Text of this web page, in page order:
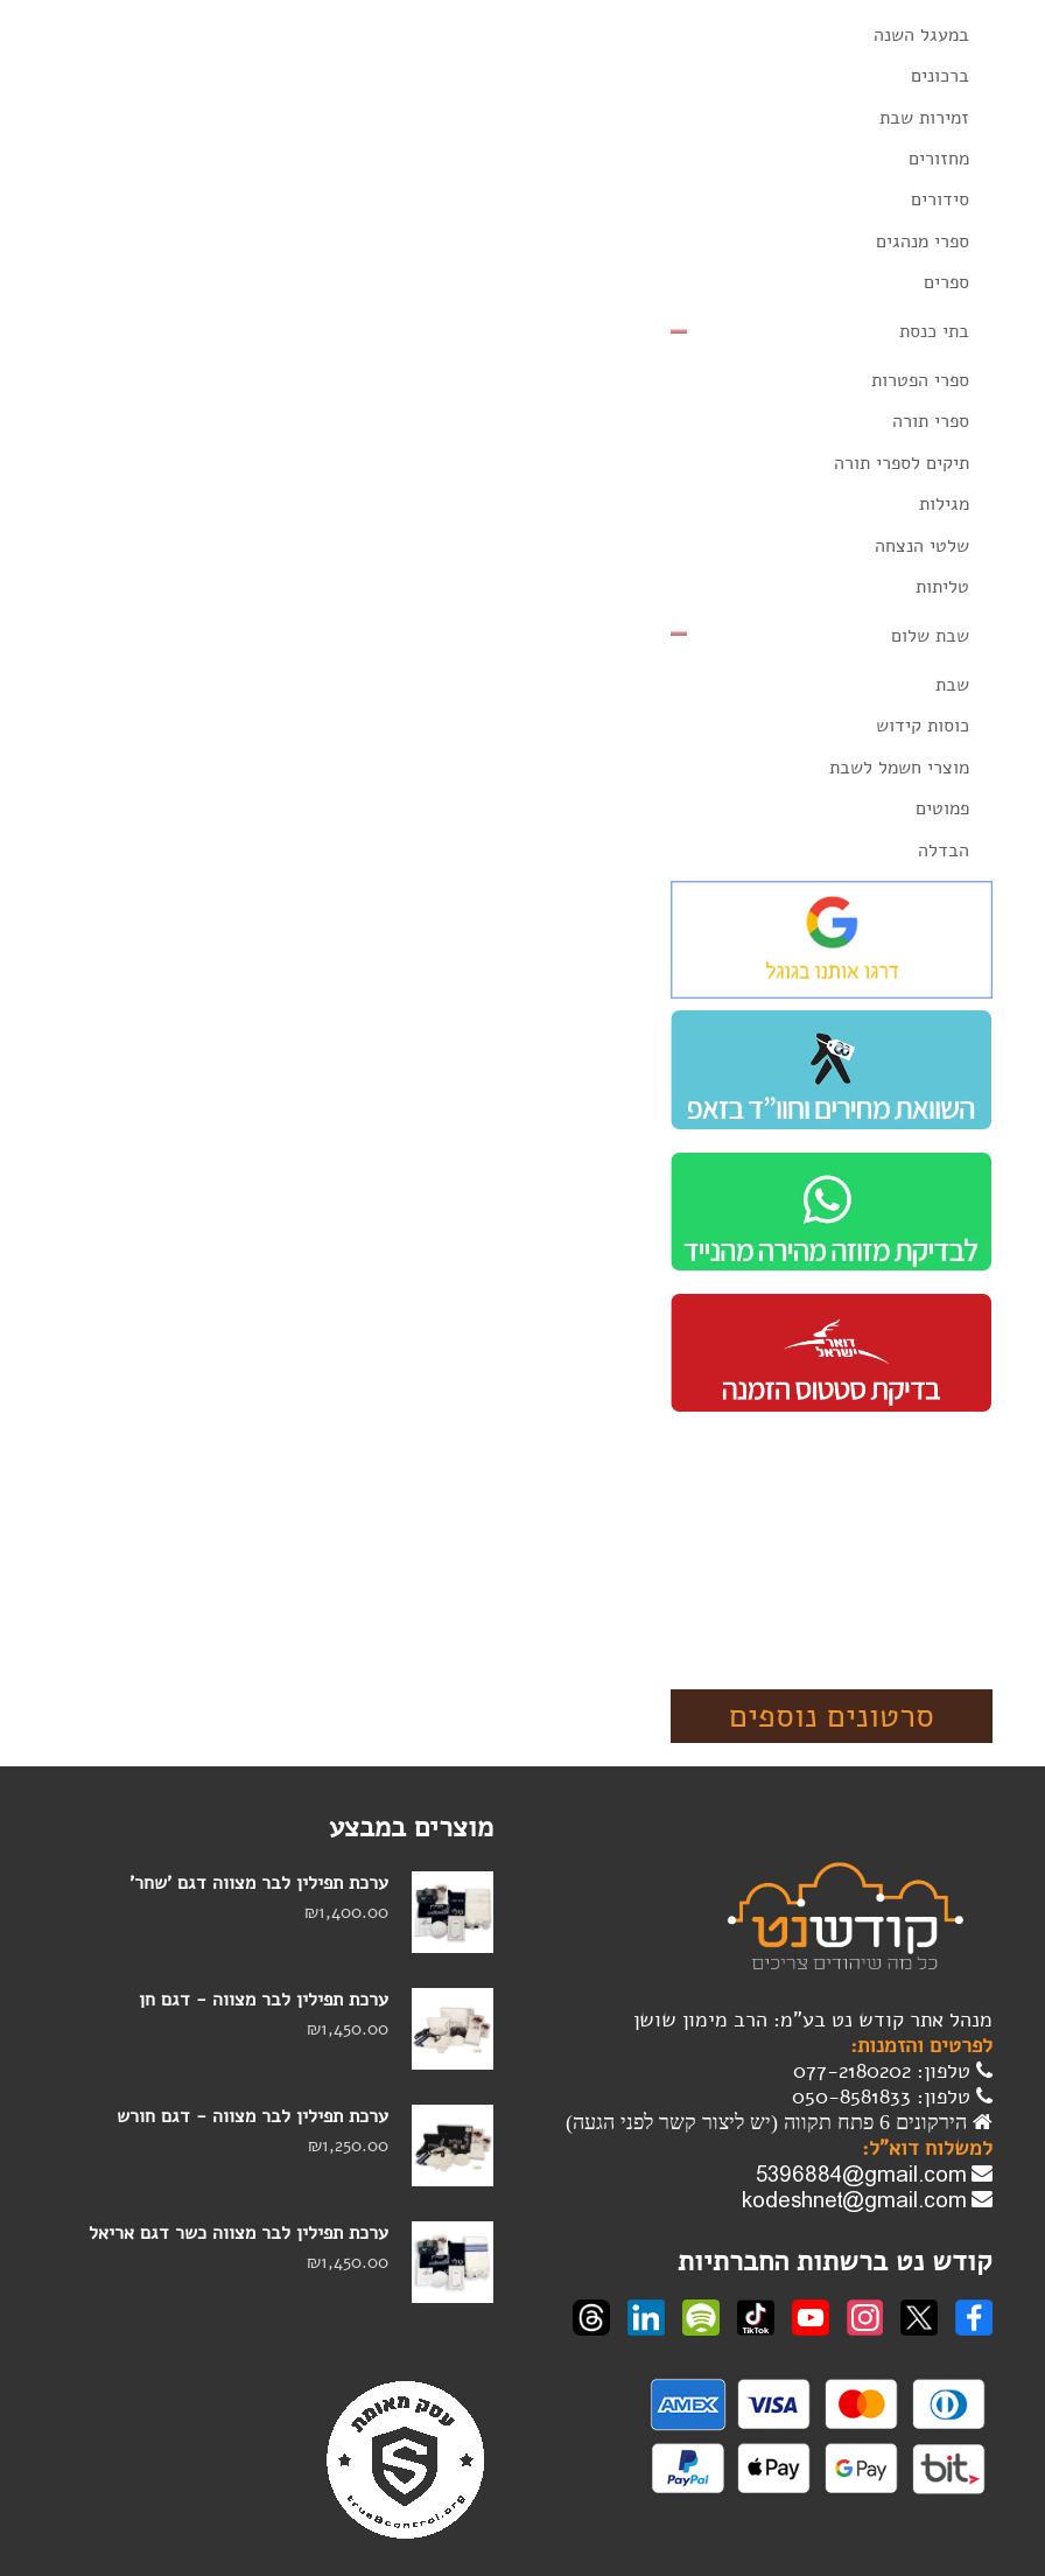
במעגל השנה
ברכונים
זמירות שבת
מחזורים
סידורים
ספרי מנהגים
ספרים
בתי כנסת
ספרי הפטרות
ספרי תורה
תיקים לספרי תורה
מגילות
שלטי הנצחה
טליתות
שבת שלום
שבת
כוסות קידוש
מוצרי חשמל לשבת
פמוטים
הבדלה
סרטונים נוספים
מוצרים במבצע
ערכת תפילין לבר מצווה דגם 'שחר'
₪1,400.00
ערכת תפילין לבר מצווה - דגם חן
₪1,450.00
ערכת תפילין לבר מצווה - דגם חורש
₪1,250.00
ערכת תפילין לבר מצווה כשר דגם אריאל
₪1,450.00
מנהל אתר קודש נט בע"מ: הרב מימון שושן
לפרטים והזמנות:
טלפון: 077-2180202
טלפון: 050-8581833
הירקונים 6 פתח תקווה (יש ליצור קשר לפני הגעה)
למשלוח דוא"ל:
קודש נט ברשתות החברתיות